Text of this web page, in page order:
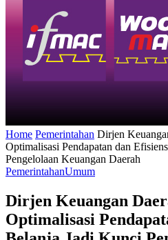
Home Pemerintahan Dirjen
Optimalisasi Pendapatan dan
Pengelolaan Keuangan Daerah
PemerintahanUmum
Dirjen Keuangan
Optimalisasi